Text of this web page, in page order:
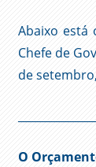
Abaixo está
Chefe de
de
O